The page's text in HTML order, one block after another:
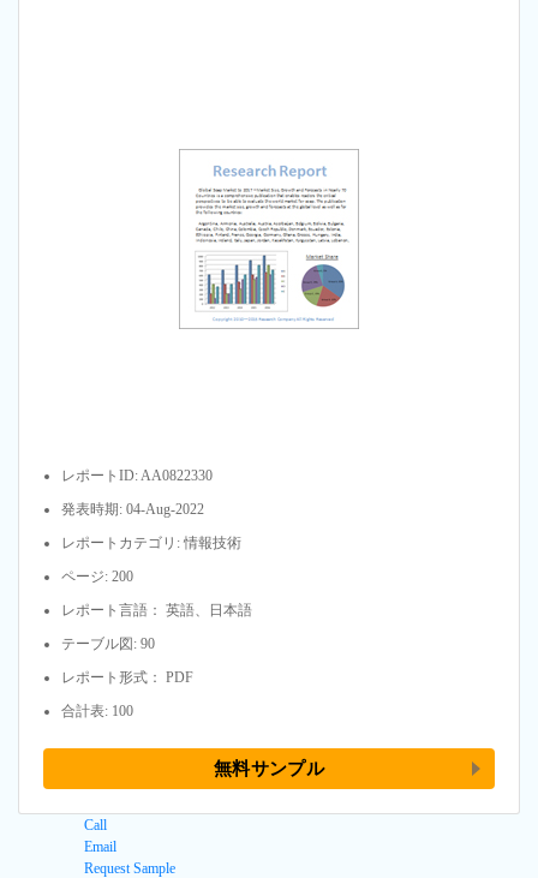
レポートID: AA0822330
発表時期: 04-Aug-2022
レポートカテゴリ: 情報技術
ページ: 200
レポート言語： 英語、日本語
テーブル図: 90
レポート形式： PDF
合計表: 100
無料サンプル
Call
Email
Request Sample